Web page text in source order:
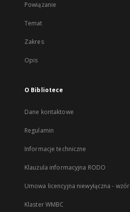
Powiązanie
Temat
Zakres
Opis
O Bibliotece
Dane kontaktowe
Regulamin
Informacje techniczne
Klauzula informacyjna RODO
Umowa licencyjna niewyłączna - wzór
Klaster WMBC